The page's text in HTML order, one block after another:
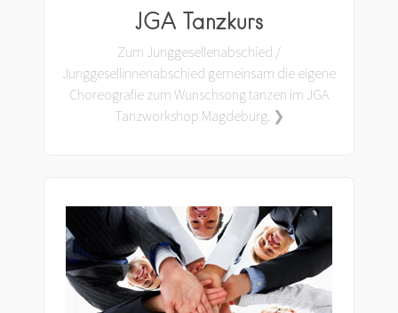
JGA Tanzkurs
Zum Junggesellenabschied /
Junggesellinnenabschied gemeinsam die eigene
Choreografie zum Wunschsong tanzen im JGA
Tanzworkshop Magdeburg. ❯